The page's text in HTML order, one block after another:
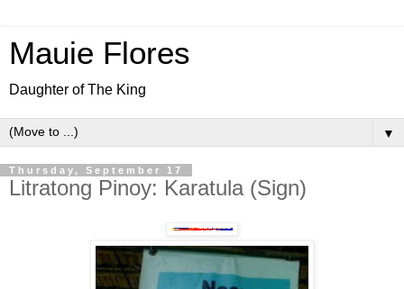
Mauie Flores
Daughter of The King
▼
Thursday, September 17
Litratong Pinoy: Karatula (Sign)